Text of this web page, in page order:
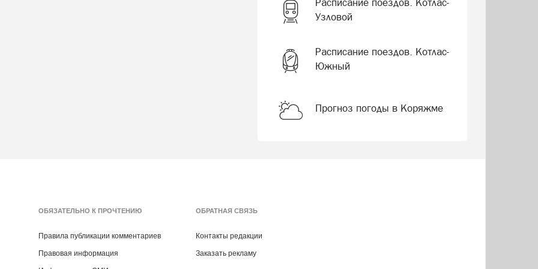
Узловой
Расписание поездов. Котлас-
Южный
Прогноз погоды в Коряжме
ОБЯЗАТЕЛЬНО К ПРОЧТЕНИЮ
Правила публикации комментариев
Правовая информация
ОБРАТНАЯ СВЯЗЬ
Контакты редакции
Заказать рекламу